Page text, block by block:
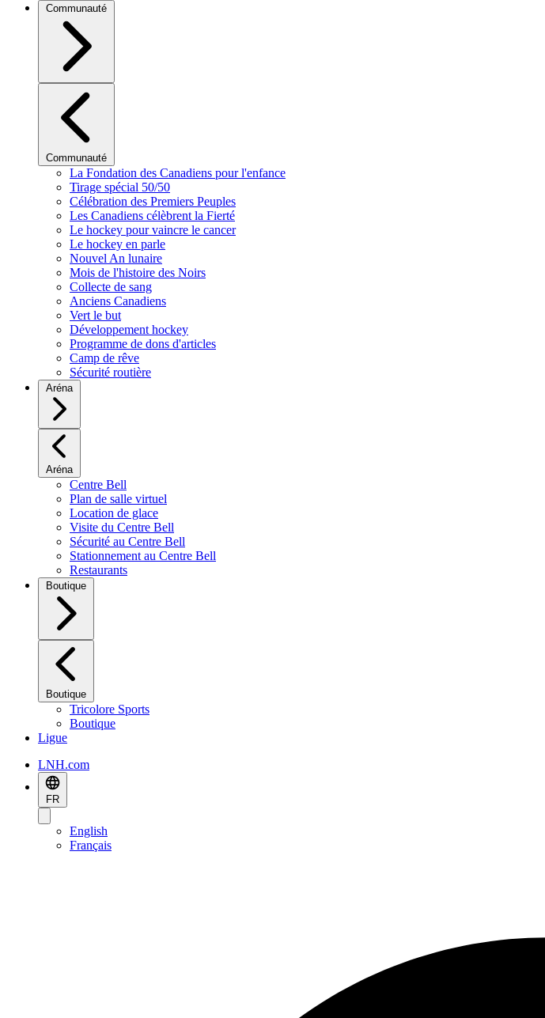
Communauté
Communauté
La Fondation des Canadiens pour l'enfance
Tirage spécial 50/50
Célébration des Premiers Peuples
Les Canadiens célèbrent la Fierté
Le hockey pour vaincre le cancer
Le hockey en parle
Nouvel An lunaire
Mois de l'histoire des Noirs
Collecte de sang
Anciens Canadiens
Vert le but
Développement hockey
Programme de dons d'articles
Camp de rêve
Sécurité routière
Aréna
Aréna
Centre Bell
Plan de salle virtuel
Location de glace
Visite du Centre Bell
Sécurité au Centre Bell
Stationnement au Centre Bell
Restaurants
Boutique
Boutique
Tricolore Sports
Boutique
Ligue
LNH.com
FR
English
Français